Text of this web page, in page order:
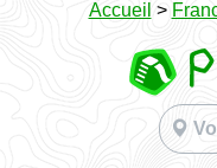
Accueil >